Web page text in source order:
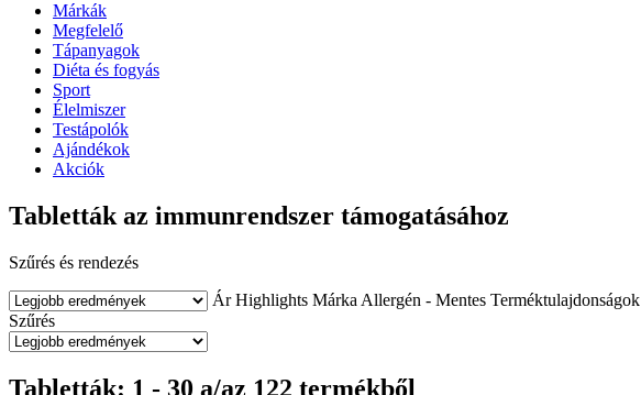
Márkák
Megfelelő
Tápanyagok
Diéta és fogyás
Sport
Élelmiszer
Testápolók
Ajándékok
Akciók
Tabletták az immunrendszer támogatásához
Szűrés és rendezés
Ár Highlights Márka Allergén - Mentes Terméktulajdonságok
Szűrés
Tabletták: 1 - 30 a/az 122 termékből